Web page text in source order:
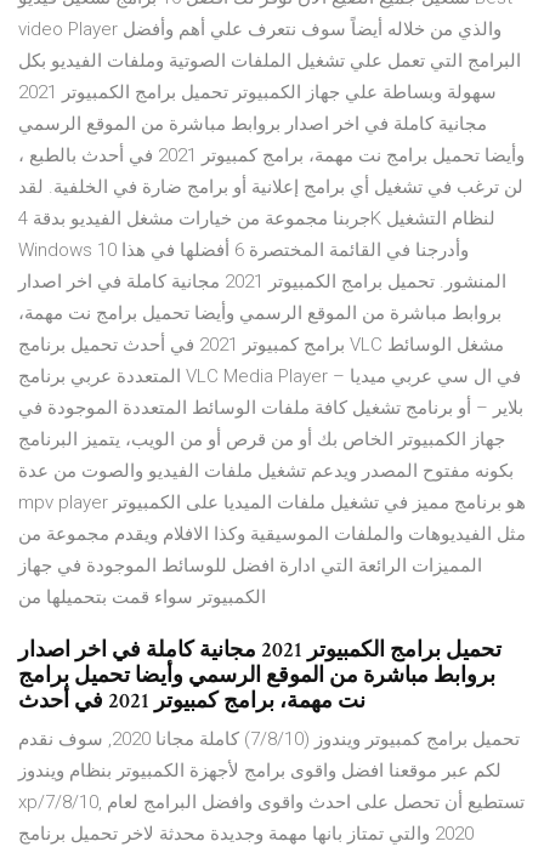
video Player والذي من خلاله أيضاً سوف نتعرف علي أهم وأفضل
البرامج التي تعمل علي تشغيل الملفات الصوتية وملفات الفيديو بكل
سهولة وبساطة علي جهاز الكمبيوتر تحميل برامج الكمبيوتر 2021
مجانية كاملة في اخر اصدار بروابط مباشرة من الموقع الرسمي
وأيضا تحميل برامج نت مهمة، برامج كمبيوتر 2021 في أحدث بالطبع ،
لن ترغب في تشغيل أي برامج إعلانية أو برامج ضارة في الخلفية. لقد
جربنا مجموعة من خيارات مشغل الفيديو بدقة 4K لنظام التشغيل
Windows 10 وأدرجنا في القائمة المختصرة 6 أفضلها في هذا
المنشور. تحميل برامج الكمبيوتر 2021 مجانية كاملة في اخر اصدار
بروابط مباشرة من الموقع الرسمي وأيضا تحميل برامج نت مهمة،
برامج كمبيوتر 2021 في أحدث تحميل برنامج VLC مشغل الوسائط
المتعددة عربي برنامج VLC Media Player – في ال سي عربي ميديا
بلاير – أو برنامج تشغيل كافة ملفات الوسائط المتعددة الموجودة في
جهاز الكمبيوتر الخاص بك أو من قرص أو من الويب، يتميز البرنامج
بكونه مفتوح المصدر ويدعم تشغيل ملفات الفيديو والصوت من عدة
mpv player هو برنامج مميز في تشغيل ملفات الميديا على الكمبيوتر
مثل الفيديوهات والملفات الموسيقية وكذا الافلام ويقدم مجموعة من
المميزات الرائعة التي ادارة افضل للوسائط الموجودة في جهاز
الكمبيوتر سواء قمت بتحميلها من
تحميل برامج الكمبيوتر 2021 مجانية كاملة في اخر اصدار
بروابط مباشرة من الموقع الرسمي وأيضا تحميل برامج
نت مهمة، برامج كمبيوتر 2021 في أحدث
تحميل برامج كمبيوتر ويندوز (7/8/10) كاملة مجانا 2020, سوف نقدم
لكم عبر موقعنا افضل واقوى برامج لأجهزة الكمبيوتر بنظام ويندوز
xp/7/8/10, تستطيع أن تحصل على احدث واقوى وافضل البرامج لعام
2020 والتي تمتاز بانها مهمة وجديدة محدثة لاخر تحميل برنامج